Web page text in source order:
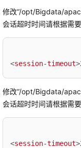
修改“/opt/Bigdata/
会话超时时间请根据需
<session-timeout>
修改“/opt/Bigdata/
会话超时时间请根据需
<session-timeout>